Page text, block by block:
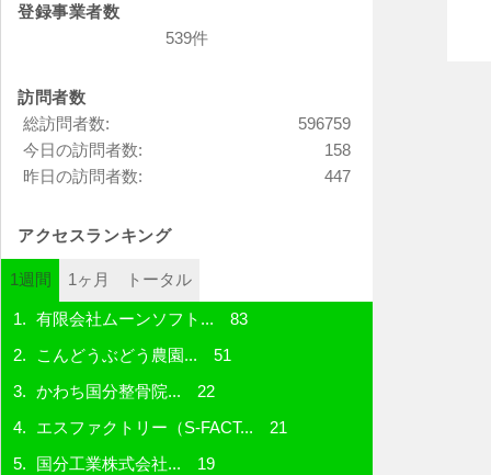
登録事業者数
539件
訪問者数
596759
総訪問者数:
158
今日の訪問者数:
447
昨日の訪問者数:
アクセスランキング
1週間 1ヶ月 トータル
有限会社ムーンソフト... 83
こんどうぶどう農園... 51
かわち国分整骨院... 22
エスファクトリー（S-FACT... 21
国分工業株式会社... 19